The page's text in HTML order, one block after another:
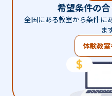
希望条件の
全国にある教室から条件に
ま
体験教